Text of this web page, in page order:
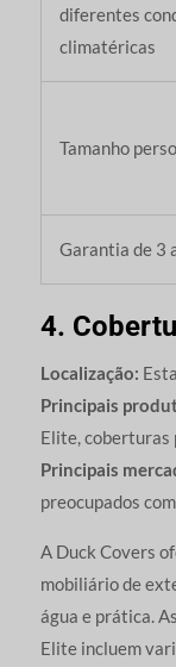
diferentes
climatéricas
Tamanho
Garantia de 3
4.
Localização:
Principais
Elite,
Principais
preocupados
A Duck Covers
mobiliário de
água e prática.
Elite incluem